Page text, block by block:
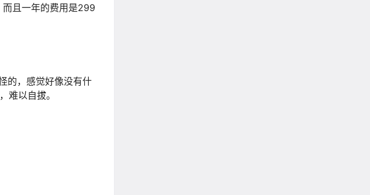
而且一年的费用是299
的，感觉好像没有什
难以自拔。